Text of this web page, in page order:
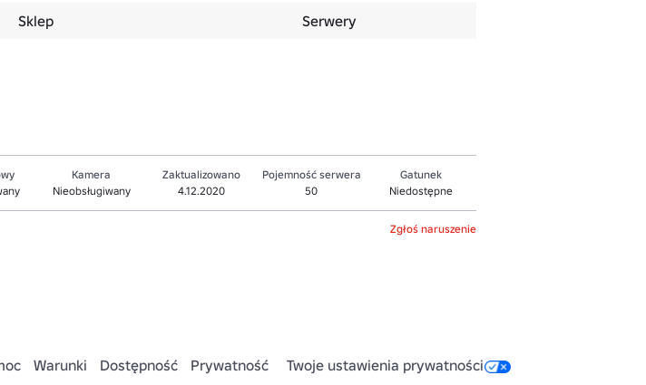
Sklep Serwery
Kamera
Nieobsługiwany
Zaktualizowano
4.12.2020
Pojemność serwera
50
Gatunek
Niedostępne
Zgłoś naruszenie
Warunki Dostępność Prywatność Twoje ustawienia prywatności